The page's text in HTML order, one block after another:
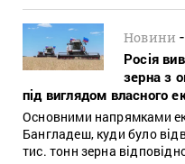
Новини
Росія
зерна з
під виглядом власного
Основними напрямками
Бангладеш, куди було
тис. тонн зерна